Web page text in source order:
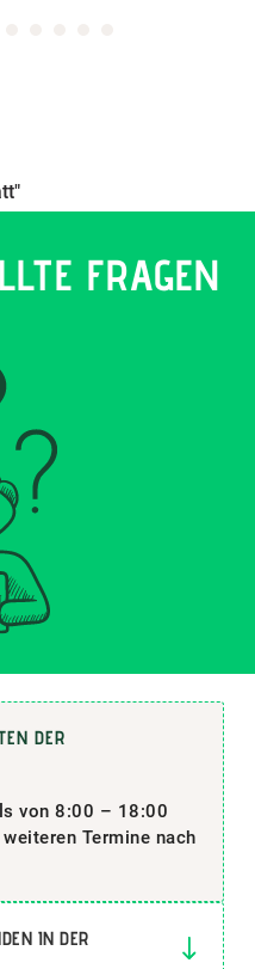
FRAGEN
DER
von 8:00 – 18:00
Termine nach
IN DER